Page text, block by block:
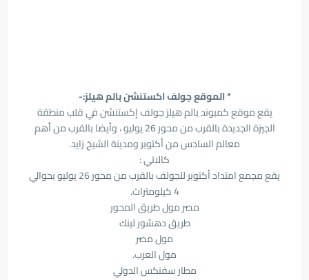
* الموقع جولف اكستنشن بالم هيلز:-
يقع موقع كمبوند بالم هيلز جولف إكستنشن في قلب منطقة
الجيزة الجديدة بالقرب من محور 26 يوليو ، وأيضا بالقرب من أهم
معالم السادس من أكتوبر ومدينة الشيخ زايد.
كالاتي :
يقع مجمع امتداد أكتوبر للجولف بالقرب من محور 26 يوليو بحوالي
4 كيلومترات.
مصر مول طريق المحور
طريق دهشور لينك
مول مصر
مول العرب.
مطار سفنكس الدولي